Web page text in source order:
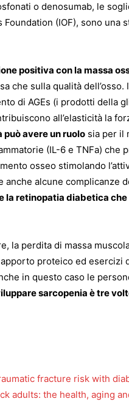
o denosumab, le
Foundation (IOF), sono
positiva con la massa
che sulla qualità
di AGEs (i prodotti della
all’elasticità la
può avere un ruolo sia per il
(IL-6 e TNFa) che
osseo stimolando
anche alcune complicanze
la retinopatia diabetica
la perdita di massa
proteico ed esercizi
in questo caso le
sarcopenia è tre
fracture risk with
adults: the health, aging